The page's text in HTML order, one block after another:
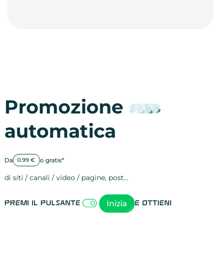
Promozione
automatica
Da 0.99 € o gratis*
di siti / canali / video / pagine, post…
Premi il pulsante Inizia e ottieni